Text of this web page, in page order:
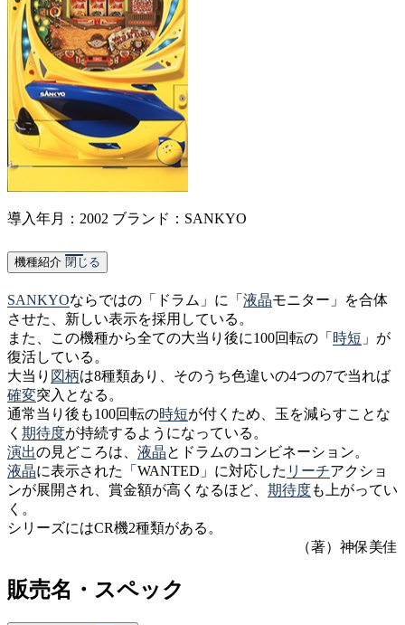
導入年月：2002 ブランド：SANKYO
機種紹介 閉じる
SANKYOならではの「ドラム」に「 液晶モニター」を合体
させた、新しい表示を採用している。
また、この機種から全ての大当り後に100回転の「 時短 」が
復活している。
大当り 図柄は8種類あり、そのうち色違いの4つの7で当れば
確変突入となる。
通常当り後も100回転の時短が付くため、玉を減らすことな
く 期待度が持続するようになっている。
演出の見どころは、 液晶とドラムのコンビネーション。
液晶に表示された「WANTED」に対応した リーチアクショ
ンが展開され、賞金額が高くなるほど、 期待度も上がってい
く。
シリーズにはCR機2種類がある。
（著）神保美佳
販売名・スペック